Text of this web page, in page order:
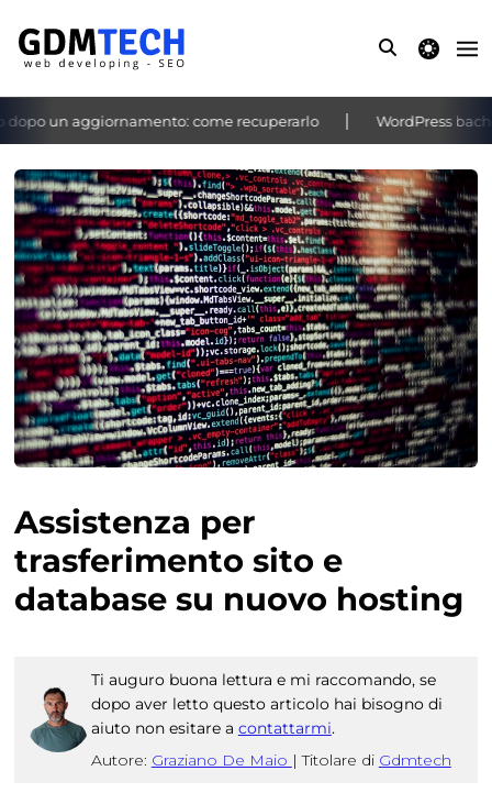
theme
un aggiornamento: come recuperarlo WordPress
‹ ›
Assistenza per
trasferimento sito e
database su nuovo hosting
Ti auguro buona lettura e mi raccomando, se
dopo aver letto questo articolo hai bisogno di
aiuto non esitare a contattarmi.
Autore: Graziano De Maio | Titolare di Gdmtech